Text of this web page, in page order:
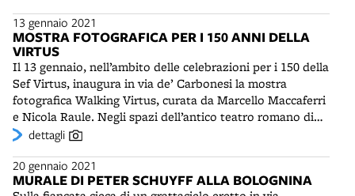
incubi. Per l’autore è un gioco, che comunica “amore
verso il prossimo”.
13 gennaio 2021
MOSTRA FOTOGRAFICA PER I 150 ANNI DELLA
VIRTUS
Il 13 gennaio, nell’ambito delle celebrazioni per i 150 della
Sef Virtus, inaugura in via de’ Carbonesi la mostra
fotografica Walking Virtus, curata da Marcello Maccaferri
e Nicola Raule. Negli spazi dell’antico teatro romano di
Bologna sono esposte una quarantina di foto in grande
della gloriosa storia sportiva delle V nere. Esse
raffigurano dirigenti illustri come Emilio Baumann e
dettagli
20 gennaio 2021
MURALE DI PETER SCHUYFF ALLA BOLOGNINA